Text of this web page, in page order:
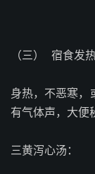
（三） 宿食发
身热，不恶寒，
有气体声，大便
三黄泻心汤：